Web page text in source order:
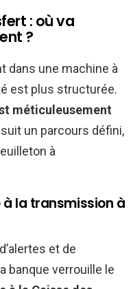
: où va
?
dans une machine à
est plus structurée.
méticuleusement
un parcours défini,
à
à la transmission à
et de
banque verrouille le